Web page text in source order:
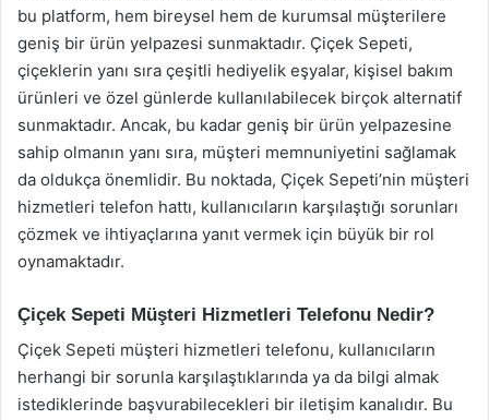
bu platform, hem bireysel hem de kurumsal müşterilere
geniş bir ürün yelpazesi sunmaktadır. Çiçek Sepeti,
çiçeklerin yanı sıra çeşitli hediyelik eşyalar, kişisel bakım
ürünleri ve özel günlerde kullanılabilecek birçok alternatif
sunmaktadır. Ancak, bu kadar geniş bir ürün yelpazesine
sahip olmanın yanı sıra, müşteri memnuniyetini sağlamak
da oldukça önemlidir. Bu noktada, Çiçek Sepeti’nin müşteri
hizmetleri telefon hattı, kullanıcıların karşılaştığı sorunları
çözmek ve ihtiyaçlarına yanıt vermek için büyük bir rol
oynamaktadır.
Çiçek Sepeti Müşteri Hizmetleri Telefonu Nedir?
Çiçek Sepeti müşteri hizmetleri telefonu, kullanıcıların
herhangi bir sorunla karşılaştıklarında ya da bilgi almak
istediklerinde başvurabilecekleri bir iletişim kanalıdır. Bu